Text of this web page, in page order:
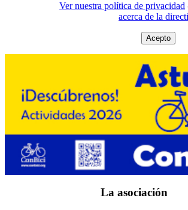
Ver nuestra política de privacidad
acerca de la
Acepto
La asociación